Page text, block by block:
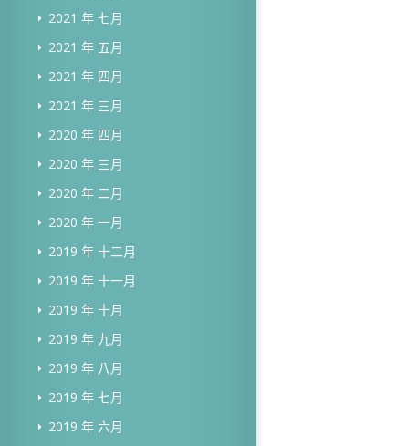
2021 年 七月
2021 年 五月
2021 年 四月
2021 年 三月
2020 年 四月
2020 年 三月
2020 年 二月
2020 年 一月
2019 年 十二月
2019 年 十一月
2019 年 十月
2019 年 九月
2019 年 八月
2019 年 七月
2019 年 六月